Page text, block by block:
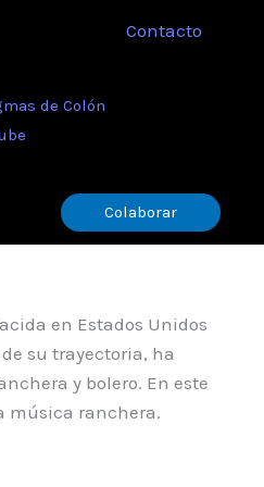
Contacto
de Colón
Colaborar
en Estados Unidos
su trayectoria, ha
y bolero. En este
música ranchera.